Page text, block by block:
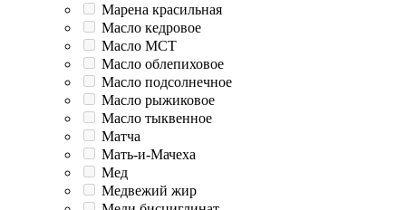
Марена красильная
Масло кедровое
Масло МСТ
Масло облепиховое
Масло подсолнечное
Масло рыжиковое
Масло тыквенное
Матча
Мать-и-Мачеха
Мед
Медвежий жир